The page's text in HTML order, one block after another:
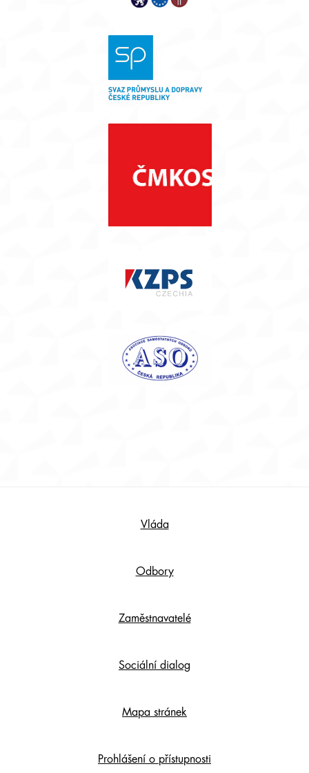
Vláda
Odbory
Zaměstnavatelé
Sociální dialog
Mapa stránek
Prohlášení o přístupnosti